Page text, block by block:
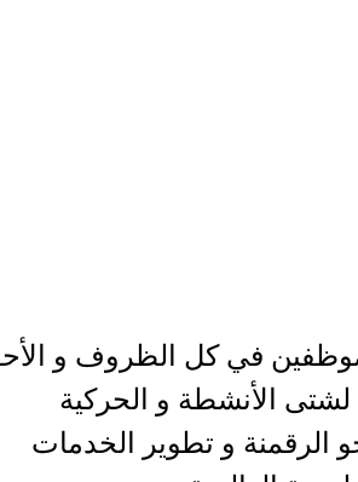
في كل الظروف و
لشتى الأنشطة و الحركية
الرقمنة و تطوير الخدمات